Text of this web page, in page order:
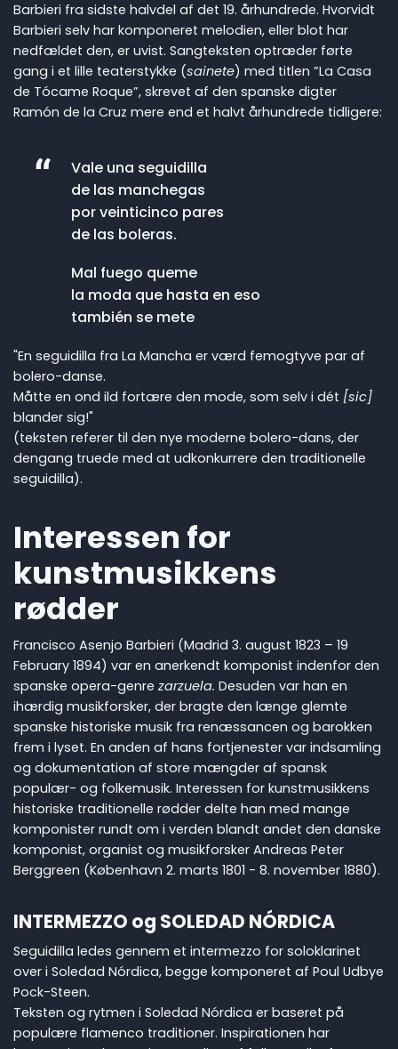
Barbieri fra sidste halvdel af det 19. århundrede. Hvorvidt
Barbieri selv har komponeret melodien, eller blot har
nedfældet den, er uvist. Sangteksten optræder førte
gang i et lille teaterstykke (sainete) med titlen ”La Casa
de Tócame Roque”, skrevet af den spanske digter
Ramón de la Cruz mere end et halvt århundrede tidligere:
Vale una seguidilla
de las manchegas
por veinticinco pares
de las boleras.
Mal fuego queme
la moda que hasta en eso
también se mete
"En seguidilla fra La Mancha er værd femogtyve par af
bolero-danse.
Måtte en ond ild fortære den mode, som selv i dét [sic]
blander sig!"
(teksten referer til den nye moderne bolero-dans, der
dengang truede med at udkonkurrere den traditionelle
seguidilla).
Interessen for
kunstmusikkens
rødder
Francisco Asenjo Barbieri (Madrid 3. august 1823 – 19
February 1894) var en anerkendt komponist indenfor den
spanske opera-genre zarzuela. Desuden var han en
ihærdig musikforsker, der bragte den længe glemte
spanske historiske musik fra renæssancen og barokken
frem i lyset. En anden af hans fortjenester var indsamling
og dokumentation af store mængder af spansk
populær- og folkemusik. Interessen for kunstmusikkens
historiske traditionelle rødder delte han med mange
komponister rundt om i verden blandt andet den danske
komponist, organist og musikforsker Andreas Peter
Berggreen (København 2. marts 1801 - 8. november 1880).
INTERMEZZO og SOLEDAD NÓRDICA
Seguidilla ledes gennem et intermezzo for soloklarinet
over i Soledad Nórdica, begge komponeret af Poul Udbye
Pock-Steen.
Teksten og rytmen i Soledad Nórdica er baseret på
populære flamenco traditioner. Inspirationen har